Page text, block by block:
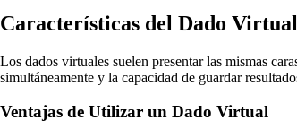
Características del Dado Virtual
Los dados virtuales suelen presentar las mismas
simultáneamente y la capacidad de guardar
Ventajas de Utilizar un Dado Virtual